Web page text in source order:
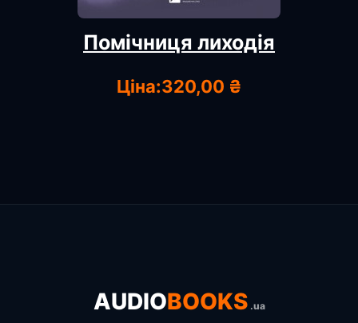
Помічниця лиходія
Ціна:320,00 ₴
AUDIOBOOKS .ua